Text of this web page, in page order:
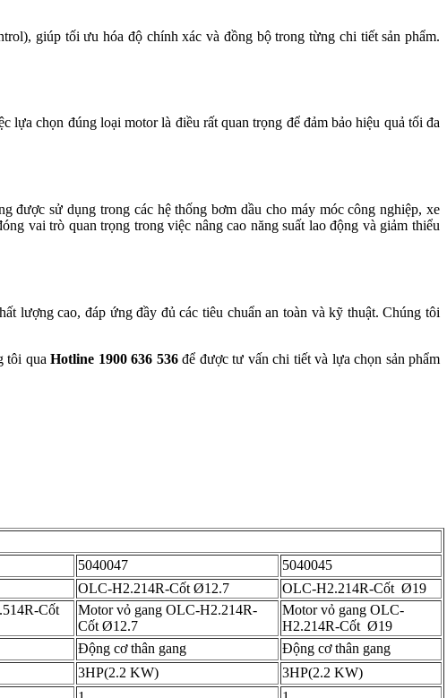
giúp tối ưu hóa độ chính xác và đồng bộ trong từng chi tiết sản phẩm.
chọn đúng loại motor là điều rất quan trọng để đảm bảo hiệu quả tối đa
được sử dụng trong các hệ thống bơm dầu cho máy móc công nghiệp, xe
vai trò quan trọng trong việc nâng cao năng suất lao động và giảm thiểu
lượng cao, đáp ứng đầy đủ các tiêu chuẩn an toàn và kỹ thuật. Chúng tôi
tôi quaHotline 1900 636 536để được tư vấn chi tiết và lựa chọn sản phẩm
5040047
5040045
OLC-H2.214R-Cốt Ø12.7
OLC-H2.214R-Cốt Ø19
Cốt
Motor vỏ gang OLC-H2.214R-
Cốt Ø12.7
Motor vỏ gang OLC-
H2.214R-Cốt Ø19
Động cơ thân gang
Động cơ thân gang
3HP(2.2 KW)
3HP(2.2 KW)